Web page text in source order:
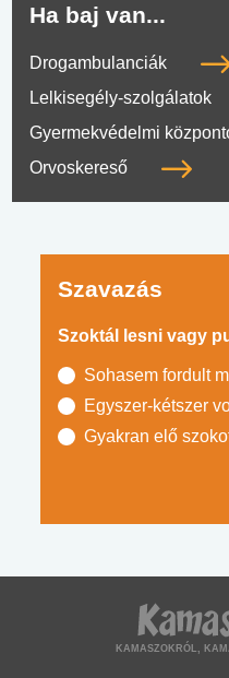
Ha baj van...
Drogambulanciák
Lelkisegély-szolgálatok
Gyermekvédelmi
Orvoskereső
Szavazás
Szoktál lesni vagy
Sohasem fordult
Egyszer-kétszer
Gyakran elő
KAMASZOKRÓL,